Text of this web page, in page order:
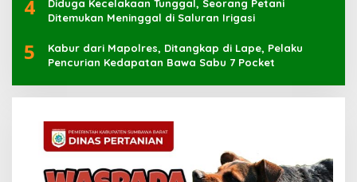
4
Diduga Kecelakaan Tunggal, Seorang Petani
Ditemukan Meninggal di Saluran Irigasi
5
Kabur dari Mapolres, Ditangkap di Lape, Pelaku
Pencurian Kedapatan Bawa Sabu 7 Pocket